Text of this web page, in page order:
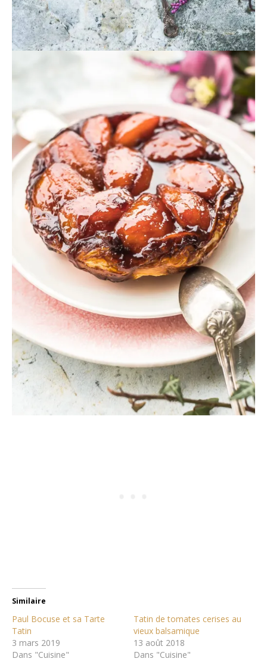
Similaire
Paul Bocuse et sa Tarte
Tatin
3 mars 2019
Dans "Cuisine"
Tatin de tomates cerises au
vieux balsamique
13 août 2018
Dans "Cuisine"